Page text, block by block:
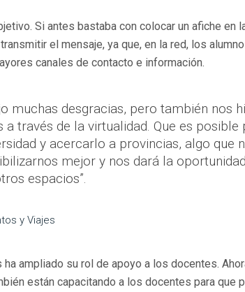
Si antes bastaba con colocar un afiche en
el mensaje, ya que, en la red, los
canales de contacto e información.
muchas desgracias, pero también nos
través de la virtualidad. Que es posible
y acercarlo a provincias, algo que
mejor y nos dará la
espacios”.
y Viajes
ampliado su rol de apoyo a los docentes.
están capacitando a los docentes para que